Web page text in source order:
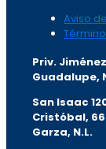
Aviso
Priv.
Guadalupe,
San Isaac
Cristóbal,
Garza, N.L.